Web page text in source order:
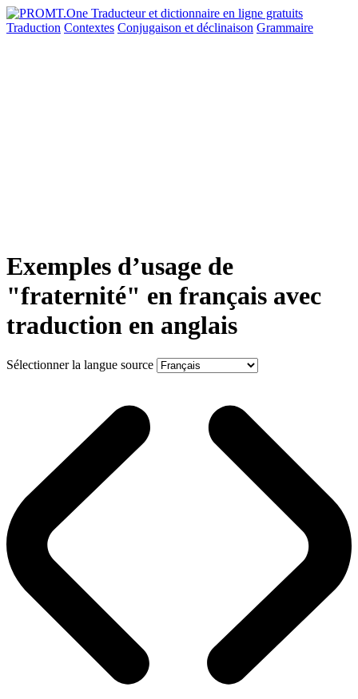
Traduction Contextes Conjugaison et déclinaison Grammaire
Exemples d’usage de
"fraternité" en français avec
traduction en anglais
Sélectionner la langue source